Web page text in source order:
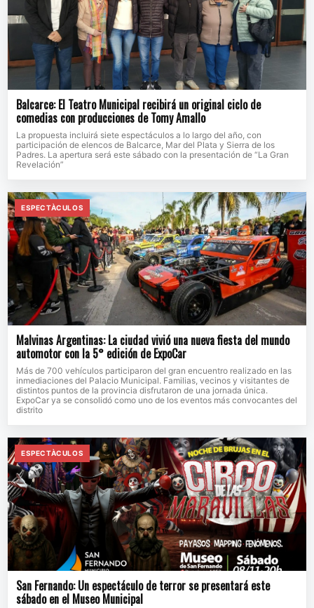
Balcarce: El Teatro Municipal recibirá un original ciclo de
comedias con producciones de Tomy Amallo
La propuesta incluirá siete espectáculos a lo largo del año, con
participación de elencos de Balcarce, Mar del Plata y Sierra de los
Padres. La apertura será este sábado con la presentación de “La Gran
Revelación”
ESPECTÀCULOS
Malvinas Argentinas: La ciudad vivió una nueva fiesta del mundo
automotor con la 5° edición de ExpoCar
Más de 700 vehículos participaron del gran encuentro realizado en las
inmediaciones del Palacio Municipal. Familias, vecinos y visitantes de
distintos puntos de la provincia disfrutaron de una jornada única.
ExpoCar ya se consolidó como uno de los eventos más convocantes del
distrito
ESPECTÀCULOS
San Fernando: Un espectáculo de terror se presentará este
sábado en el Museo Municipal